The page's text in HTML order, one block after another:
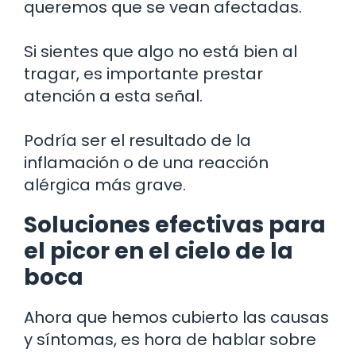
queremos que se vean afectadas.
Si sientes que algo no está bien al
tragar, es importante prestar
atención a esta señal.
Podría ser el resultado de la
inflamación o de una reacción
alérgica más grave.
Soluciones efectivas para
el picor en el cielo de la
boca
Ahora que hemos cubierto las causas
y síntomas, es hora de hablar sobre